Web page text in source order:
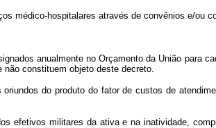
hospitalares através de convênios e/ou
anualmente no Orçamento da União para
constituem objeto deste decreto.
do produto do fator de custos de
militares da ativa e na inatividade,